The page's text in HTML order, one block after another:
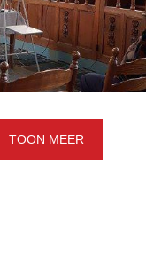
TOON MEER